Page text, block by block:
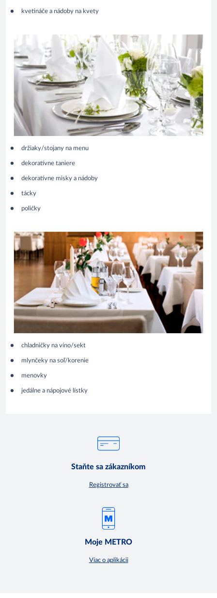
kvetináče a nádoby na kvety
držiaky/stojany na menu
dekoratívne taniere
dekoratívne misky a nádoby
tácky
poličky
chladničky na víno/sekt
mlynčeky na soľ/korenie
menovky
jedálne a nápojové lístky
Staňte sa zákazníkom
Registrovať sa
Moje METRO
Viac o aplikácii